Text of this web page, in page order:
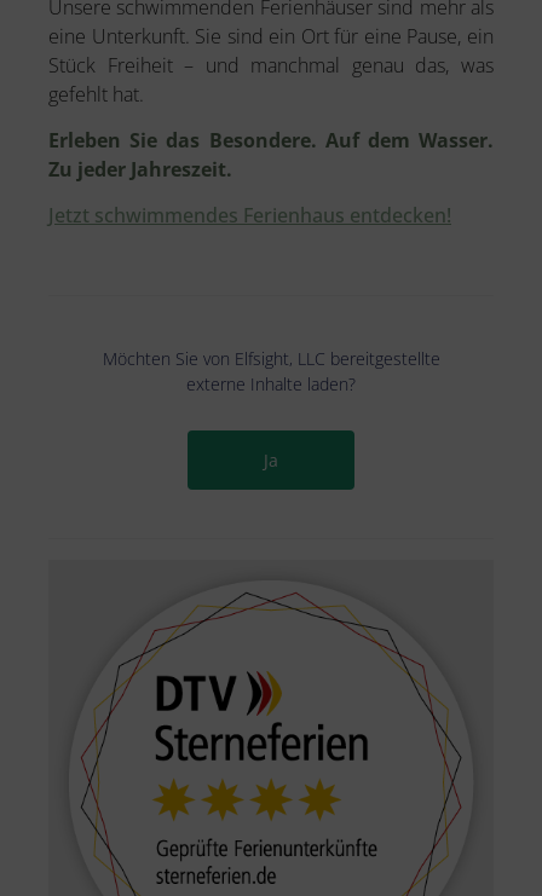
Unsere schwimmenden Ferienhäuser sind mehr als
eine Unterkunft. Sie sind ein Ort für eine Pause, ein
Stück Freiheit – und manchmal genau das, was
gefehlt hat.
Erleben Sie das Besondere. Auf dem Wasser.
Zu jeder Jahreszeit.
Jetzt schwimmendes Ferienhaus entdecken!
Möchten Sie von Elfsight, LLC bereitgestellte
externe Inhalte laden?
Ja